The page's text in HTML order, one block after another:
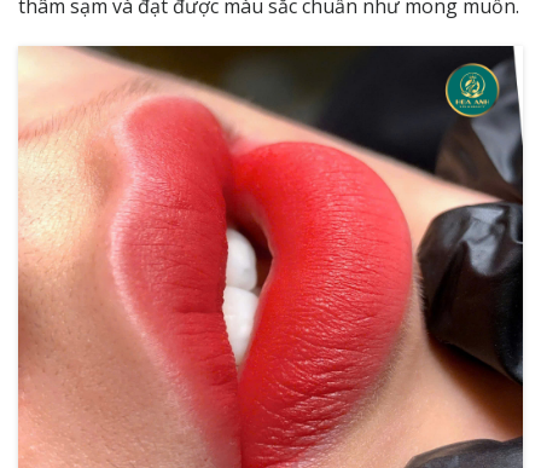
thâm sạm và đạt được màu sắc chuẩn như mong muốn.